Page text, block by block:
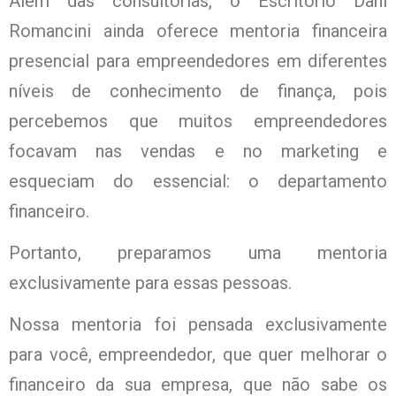
Romancini ainda oferece mentoria financeira
presencial para empreendedores em diferentes
níveis de conhecimento de finança, pois
percebemos que muitos empreendedores
focavam nas vendas e no marketing e
esqueciam do essencial: o departamento
financeiro.
Portanto, preparamos uma mentoria
exclusivamente para essas pessoas.
Nossa mentoria foi pensada exclusivamente
para você, empreendedor, que quer melhorar o
financeiro da sua empresa, que não sabe os